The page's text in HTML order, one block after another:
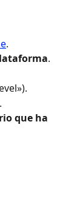
.
.
que ha